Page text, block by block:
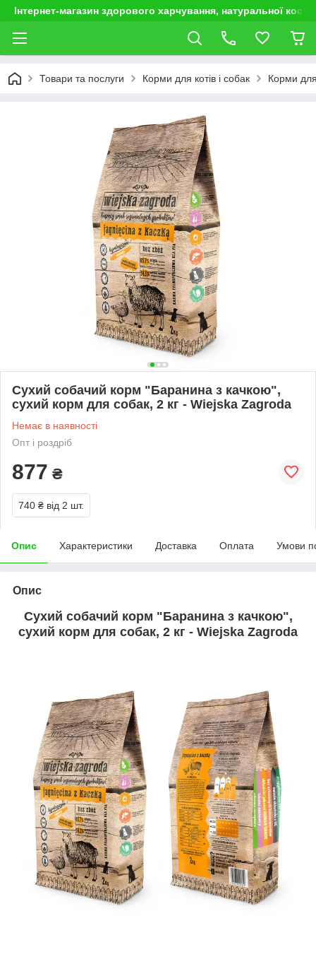
Інтернет-магазин здорового харчування, натуральної
Товари та послуги Корми для котів і собак Корми
Сухий собачий корм "Баранина з качкою",
сухий корм для собак, 2 кг - Wiejska Zagroda
Немає в наявності
Опт і роздріб
877 ₴
740 ₴ від 2 шт.
Опис Характеристики Доставка Оплата Умови
Опис
Сухий собачий корм "Баранина з качкою",
сухий корм для собак, 2 кг - Wiejska Zagroda